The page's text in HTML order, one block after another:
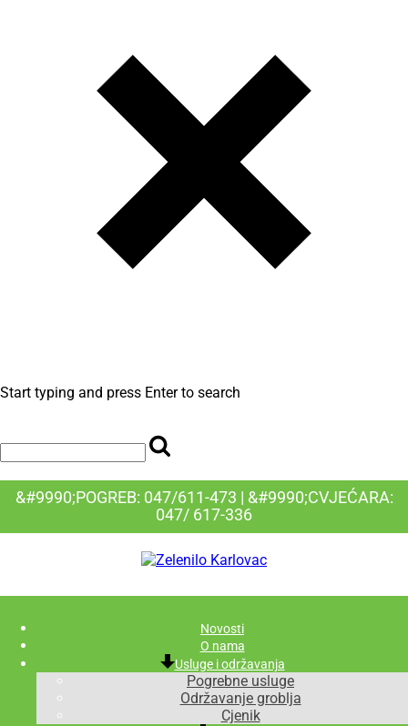
Start typing and press Enter to search
&#9990;POGREB: 047/611-473 | &#9990;CVJEĆARA:
047/ 617-336
Novosti
O nama
Usluge i održavanja
Pogrebne usluge
Održavanje groblja
Cjenik